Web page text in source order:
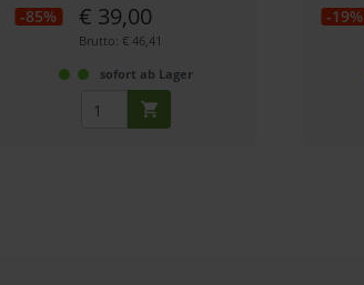
-85% € 39,00
Brutto: € 46,41
sofort ab Lager
-19%